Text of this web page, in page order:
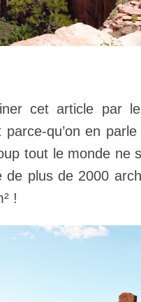
cet article par
qu’on en
tout le monde ne
de plus de 2000
!